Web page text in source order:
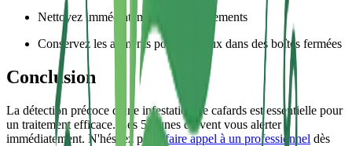
Nettoyez immédiatement les déversements
Conservez les aliments pour animaux dans des boîtes fermées
Conclusion
La détection précoce d'une infestation de cafards est essentielle pour
un traitement efficace. Ces 5 signes doivent vous alerter
immédiatement. N'hésitez pas à faire appel à un professionnel dès